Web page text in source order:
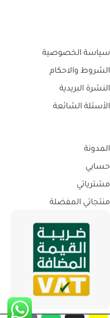
سياسة الخصوصية
الشروط والاحكام
النشرة البريدية
الأسئلة الشائعة
المدونة
حسابي
مشترياتي
منتجاتي المفضلة